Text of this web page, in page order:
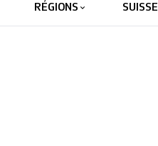
RÉGIONS SUISSE